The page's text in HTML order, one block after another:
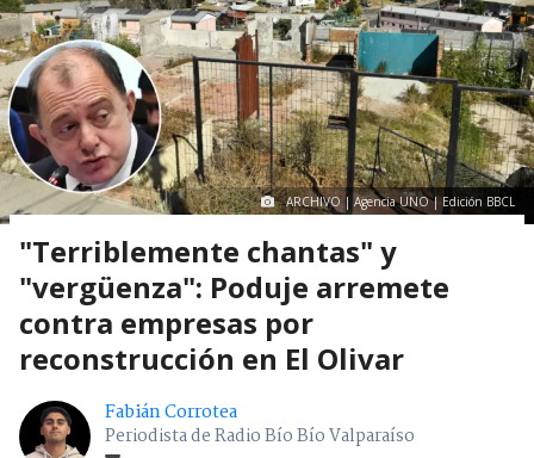
ARCHIVO | Agencia UNO | Edición BBCL
"Terriblemente chantas" y
"vergüenza": Poduje arremete
contra empresas por
reconstrucción en El Olivar
Fabián Corrotea
Periodista de Radio Bío Bío Valparaíso